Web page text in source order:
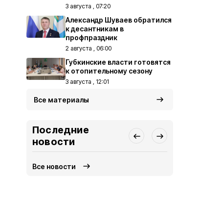
3 августа , 07:20
Александр Шуваев обратился
к десантникам в
профпраздник
2 августа , 06:00
Губкинские власти готовятся
к отопительному сезону
3 августа , 12:01
Все материалы
Последние
новости
Все новости